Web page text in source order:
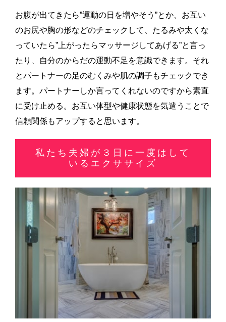
お腹が出てきたら”運動の日を増やそう”とか、お互い
のお尻や胸の形などのチェックして、たるみや太くな
っていたら”上がったらマッサージしてあげる”と言っ
たり、自分のからだの運動不足を意識できます。それ
とパートナーの足のむくみや肌の調子もチェックでき
ます。パートナーしか言ってくれないのですから素直
に受け止める。お互い体型や健康状態を気遣うことで
信頼関係もアップすると思います。
私たち夫婦が３日に一度はして
いるエクササイズ